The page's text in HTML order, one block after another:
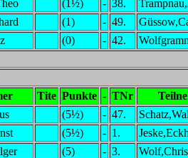
(1½) - 38.
(1) - 49.
(0) - 42.
Tite Punkte - TNr
(5½) - 47.
(5½) - 1.
(5) - 3.